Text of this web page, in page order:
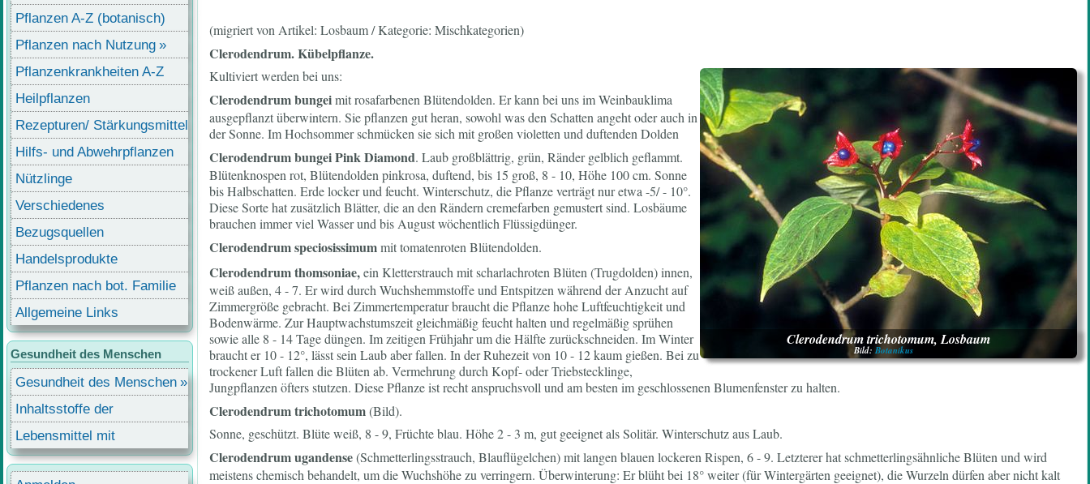
(migriert von Artikel: Losbaum / Kategorie: Mischkategorien)
Clerodendrum.Kübelpflanze.
Clerodendrum trichotomum, Losbaum
Bild:Botanikus
Kultiviert werden bei uns:
Clerodendrum bungeimit rosafarbenen Blütendolden. Er kann bei uns im Weinbauklima
ausgepflanzt überwintern. Sie pflanzen gut heran, sowohl was den Schatten angeht oder auch in
der Sonne. Im Hochsommer schmücken sie sich mit großen violetten und duftenden Dolden
Clerodendrum bungei Pink Diamond. Laub großblättrig, grün, Ränder gelblich geflammt.
Blütenknospen rot, Blütendolden pinkrosa, duftend, bis 15 groß, 8 - 10, Höhe 100 cm. Sonne
bis Halbschatten. Erde locker und feucht. Winterschutz, die Pflanze verträgt nur etwa -5/ - 10°.
Diese Sorte hat zusätzlich Blätter, die an den Rändern cremefarben gemustert sind. Losbäume
brauchen immer viel Wasser und bis August wöchentlich Flüssigdünger.
Clerodendrum speciosissimummit tomatenroten Blütendolden.
Clerodendrum thomsoniae,ein Kletterstrauch mit scharlachroten Blüten (Trugdolden) innen,
weiß außen, 4 - 7. Er wird durch Wuchshemmstoffe und Entspitzen während der Anzucht auf
Zimmergröße gebracht. Bei Zimmertemperatur braucht die Pflanze hohe Luftfeuchtigkeit und
Bodenwärme. Zur Hauptwachstumszeit gleichmäßig feucht halten und regelmäßig sprühen
sowie alle 8 - 14 Tage düngen. Im zeitigen Frühjahr um die Hälfte zurückschneiden. Im Winter
braucht er 10 - 12°, lässt sein Laub aber fallen. In der Ruhezeit von 10 - 12 kaum gießen. Bei zu
trockener Luft fallen die Blüten ab. Vermehrung durch Kopf- oder Triebstecklinge,
Jungpflanzen öfters stutzen. Diese Pflanze ist recht anspruchsvoll und am besten im geschlossenen Blumenfenster zu halten.
Clerodendrum trichotomum(Bild).
Sonne, geschützt. Blüte weiß, 8 - 9, Früchte blau. Höhe 2 - 3 m, gut geeignet als Solitär. Winterschutz aus Laub.
Clerodendrum ugandense(Schmetterlingsstrauch, Blauflügelchen) mit langen blauen lockeren Rispen, 6 - 9. Letzterer hat schmetterlingsähnliche Blüten und wird
meistens chemisch behandelt, um die Wuchshöhe zu verringern. Überwinterung: Er blüht bei 18° weiter (für Wintergärten geeignet), die Wurzeln dürfen aber nicht kalt
Pflanzen A-Z (botanisch)
Pflanzen nach Nutzung
Pflanzenkrankheiten A-Z
Heilpflanzen
Rezepturen/ Stärkungsmittel
Hilfs- und Abwehrpflanzen
Nützlinge
Verschiedenes
Bezugsquellen
Handelsprodukte
Pflanzen nach bot. Familie
Allgemeine Links
Gesundheit des Menschen
Gesundheit des Menschen
Inhaltsstoffe der
Lebensmittel
Lebensmittel mit
Inhaltsstoffen
Benutzermenü